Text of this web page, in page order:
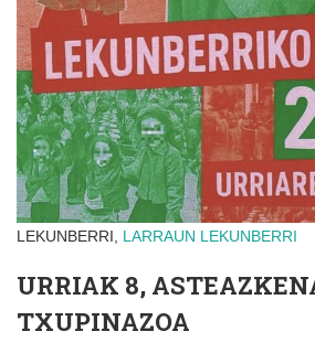
LEKUNBERRI, LARRAUN LEKUNBERRI
URRIAK 8,
TXUPINAZOA